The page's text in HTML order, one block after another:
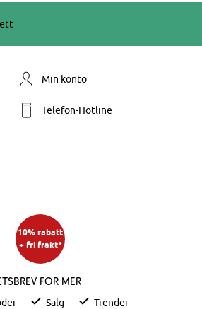
Min konto
Telefon-Hotline
10% rabatt
+ fri frakt*
for mer
Salg Trender